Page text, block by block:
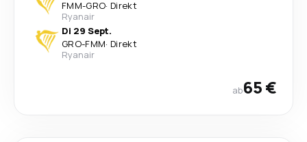
FMM-GRO· Direkt
Ryanair
Di 29 Sept.
GRO-FMM· Direkt
Ryanair
ab65 €